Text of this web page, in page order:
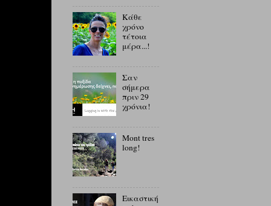
Κάθε
χρόνο
τέτοια
μέρα...!
Σαν
σήμερα
πριν 29
χρόνια!
Mont tres
long!
Εικαστική